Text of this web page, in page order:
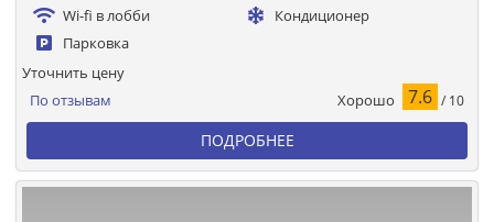
Wi-fi в лобби
Кондиционер
Парковка
По отзывам Хорошо 7.6 / 10
Уточнить цену
ПОДРОБНЕЕ